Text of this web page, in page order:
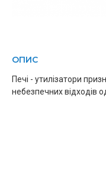
ОПИС
Печі - утилізатори
небезпечних відходів